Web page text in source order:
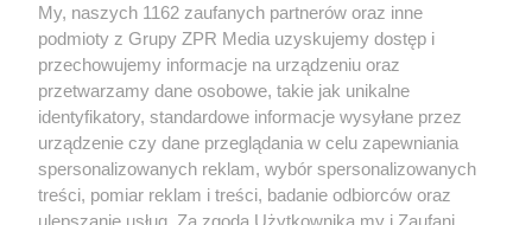
Żaden utwór zamieszczony w serwisie nie może być powielany i
rozpowszechniany lub dalej rozpowszechniany w jakikolwiek sposób (w
tym także elektroniczny lub mechaniczny) na jakimkolwiek polu
eksploatacji w jakiejkolwiek formie, włącznie z umieszczaniem w
Internecie bez pisemnej zgody właściciela praw. Jakiekolwiek użycie lub
wykorzystanie utworów w całości lub w części z naruszeniem prawa,
tzn. bez właściwej zgody, jest zabronione pod groźbą kary i może być
ścigane prawnie.
My, naszych 1162 zaufanych partnerów oraz inne
podmioty z Grupy ZPR Media uzyskujemy dostęp i
przechowujemy informacje na urządzeniu oraz
przetwarzamy dane osobowe, takie jak unikalne
identyfikatory, standardowe informacje wysyłane przez
urządzenie czy dane przeglądania w celu zapewniania
spersonalizowanych reklam, wybór spersonalizowanych
treści, pomiar reklam i treści, badanie odbiorców oraz
ulepszanie usług. Za zgodą Użytkownika my i Zaufani